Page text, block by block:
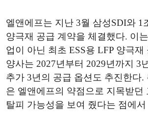
엘앤에프는 지난 3월 삼성SDI와 1
양극재 공급 계약을 체결했다. 이
업이 아닌 최초 ESS용 LFP 양극재
양사는 2027년부터 2029년까지 3
추가 3년의 공급 옵션도 추진한다.
은 엘앤에프의 약점으로 지목받던
탈피 가능성을 보여 줬다는 점에